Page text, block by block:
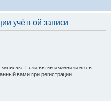
учётной записи
Если вы не изменили его в
вами при регистрации.